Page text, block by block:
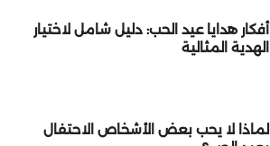
أفكار هدايا عيد الحب: دليل شامل لاختيار
الهدية المثالية
لماذا لا يحب بعض الأشخاص الاحتفال